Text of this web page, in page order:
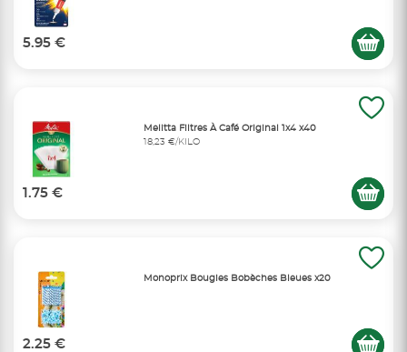
5.95 €
Melitta Filtres À Café Original 1x4 x40
18,23 €/KILO
1.75 €
Monoprix Bougies Bobèches Bleues x20
2.25 €